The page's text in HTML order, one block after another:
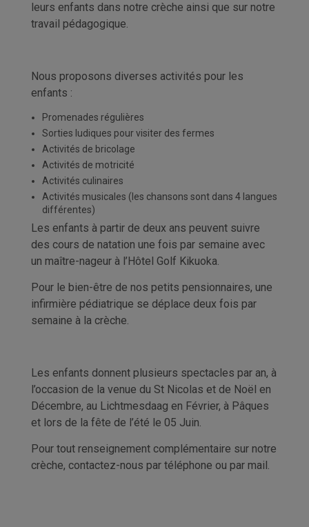
leurs enfants dans notre crèche ainsi que sur notre
travail pédagogique.
Nous proposons diverses activités pour les
enfants :
Promenades régulières
Sorties ludiques pour visiter des fermes
Activités de bricolage
Activités de motricité
Activités culinaires
Activités musicales (les chansons sont dans 4 langues
différentes)
Les enfants à partir de deux ans peuvent suivre
des cours de natation une fois par semaine avec
un maître-nageur à l’Hôtel Golf Kikuoka.
Pour le bien-être de nos petits pensionnaires, une
infirmière pédiatrique se déplace deux fois par
semaine à la crèche.
Les enfants donnent plusieurs spectacles par an, à
l’occasion de la venue du St Nicolas et de Noël en
Décembre, au Lichtmesdaag en Février, à Pâques
et lors de la fête de l’été le 05 Juin.
Pour tout renseignement complémentaire sur notre
crèche, contactez-nous par téléphone ou par mail.